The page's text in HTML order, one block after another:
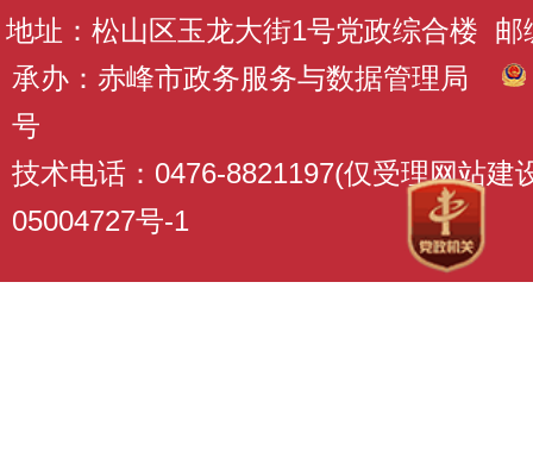
地址：松山区玉龙大街1号党政综合楼 邮
承办：赤峰市政务服务与数据管理局
号
技术电话：0476-8821197(仅受理网站建
05004727号-1